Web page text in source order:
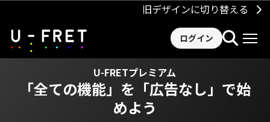
旧デザインに切り替える
ログイン
U-FRETプレミアム
「全ての機能」を 「広告なし」で始
めよう